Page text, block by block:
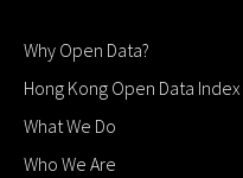
Why Open Data?
Hong Kong Open Data Index
What We Do
Who We Are